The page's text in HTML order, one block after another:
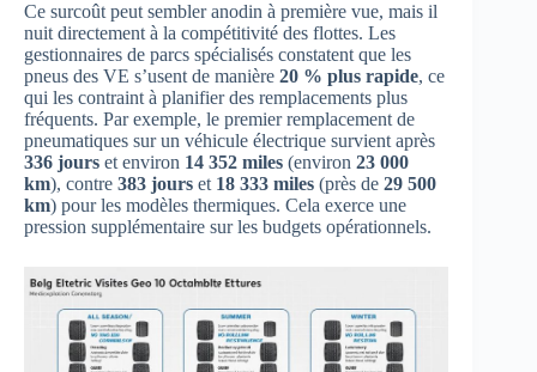
Ce surcoût peut sembler anodin à première vue, mais il
nuit directement à la compétitivité des flottes. Les
gestionnaires de parcs spécialisés constatent que les
pneus des VE s’usent de manière 20 % plus rapide, ce
qui les contraint à planifier des remplacements plus
fréquents. Par exemple, le premier remplacement de
pneumatiques sur un véhicule électrique survient après
336 jours et environ 14 352 miles (environ 23 000
km), contre 383 jours et 18 333 miles (près de 29 500
km) pour les modèles thermiques. Cela exerce une
pression supplémentaire sur les budgets opérationnels.